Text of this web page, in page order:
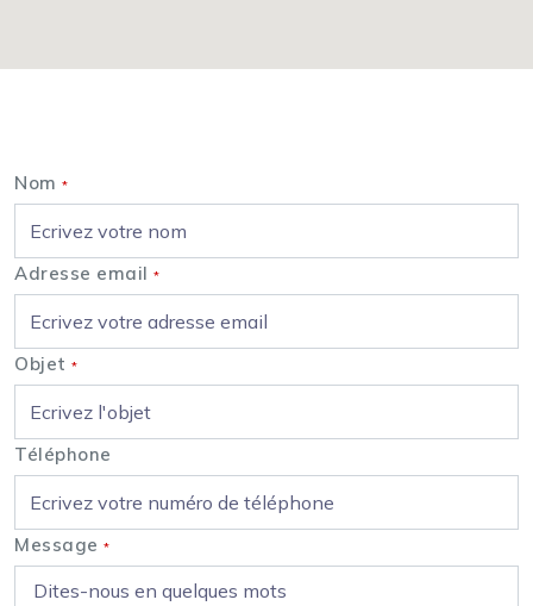
Nom *
Adresse email *
Objet *
Téléphone
Message *